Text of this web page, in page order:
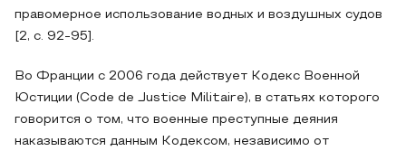
правомерное использование водных и воздушных судов
[2, с. 92-95].
Во Франции с 2006 года действует Кодекс Военной
Юстиции (Code de Justice Militaire), в статьях которого
говорится о том, что военные преступные деяния
наказываются данным Кодексом, независимо от